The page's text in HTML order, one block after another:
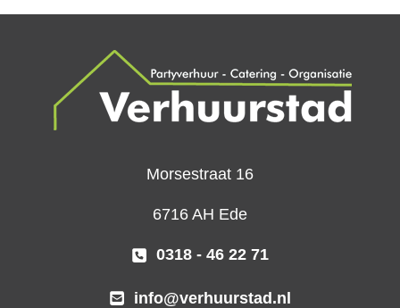
Morsestraat 16
6716 AH Ede
0318 - 46 22 71
info@verhuurstad.nl